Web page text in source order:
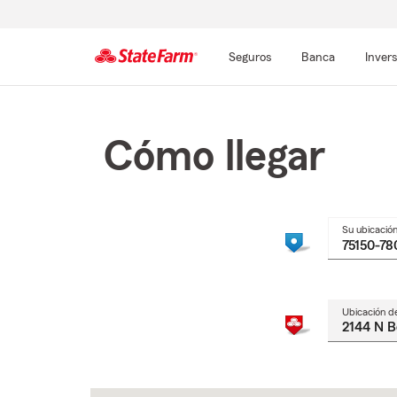
Seguros Banca
Cómo llegar
Su ubicación
Ubicación